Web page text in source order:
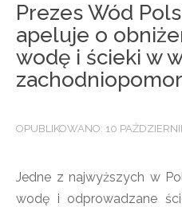
Prezes Wód
apeluje o
wodę i ścieki w
OPUBLIKOWANO: 10
Jedne z najwyższych w
wodę i odprowadzane